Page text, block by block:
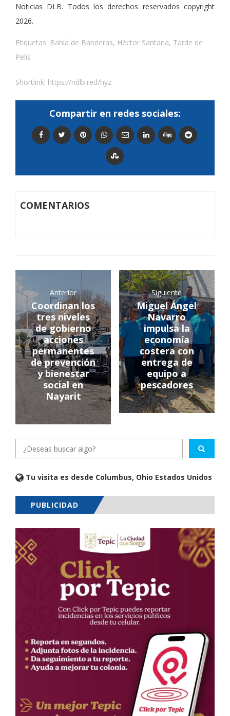
Noticias DLB. Todos los derechos reservados copyright
2026.
Etiquetas: Bahía de Banderas, Héctor Santana, Tarde de
Pelis
Shortlink: https://ndlb.red/hyz
Compartir en redes sociales:
COMENTARIOS
Anterior
Coordinan los
tres niveles
de gobierno
acciones
permanentes
de prevención
y bienestar
social en
Nayarit
Siguiente
Miguel Ángel
Navarro
impulsa la
economía
costera con
entrega de
equipo a
pescadores
Tu visita es desde Columbus, Ohio Estados Unidos
PUBLICIDAD